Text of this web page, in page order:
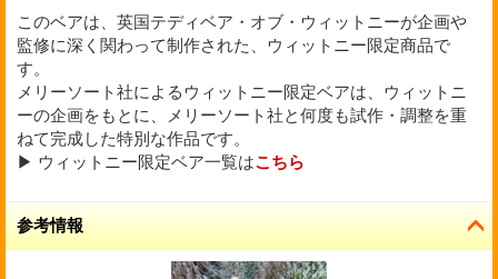
このベアは、英国テディベア・オブ・ウィットニーが企画や
監修に深く関わって制作された、ウィットニー限定商品で
す。
メリーソート社によるウィットニー限定ベアは、ウィットニ
ーの企画をもとに、メリーソート社と何度も試作・調整を重
ねて完成した特別な作品です。
▶ ウィットニー限定ベア一覧はこちら
参考情報